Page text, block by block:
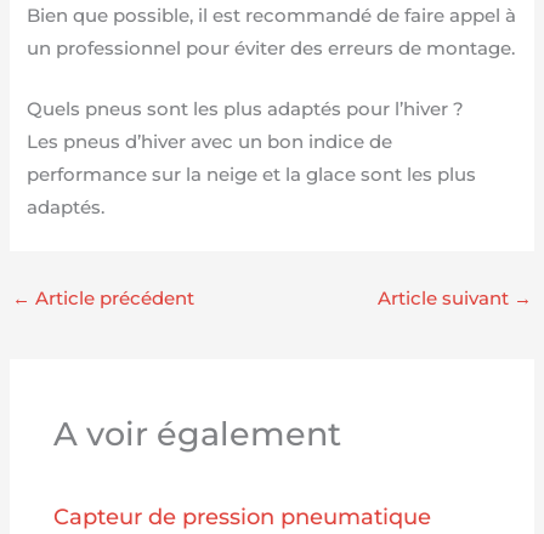
Bien que possible, il est recommandé de faire appel à
un professionnel pour éviter des erreurs de montage.
Quels pneus sont les plus adaptés pour l’hiver ?
Les pneus d’hiver avec un bon indice de
performance sur la neige et la glace sont les plus
adaptés.
← Article précédent Article suivant →
A voir également
Capteur de pression pneumatique